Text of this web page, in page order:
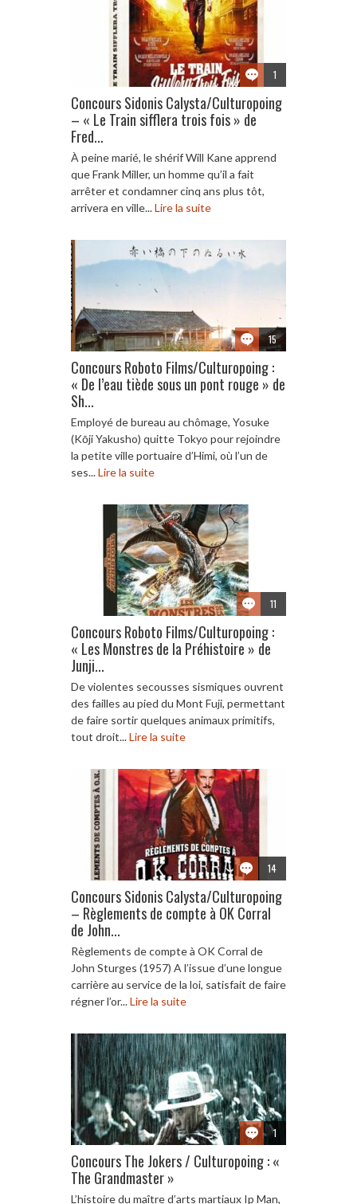
1
Concours Sidonis Calysta/Culturopoing
– « Le Train sifflera trois fois » de
Fred...
À peine marié, le shérif Will Kane apprend
que Frank Miller, un homme qu’il a fait
arrêter et condamner cinq ans plus tôt,
arrivera en ville...Lire la suite
15
Concours Roboto Films/Culturopoing :
« De l’eau tiède sous un pont rouge » de
Sh...
Employé de bureau au chômage, Yosuke
(Kōji Yakusho) quitte Tokyo pour rejoindre
la petite ville portuaire d’Himi, où l’un de
ses...Lire la suite
11
Concours Roboto Films/Culturopoing :
« Les Monstres de la Préhistoire » de
Junji...
De violentes secousses sismiques ouvrent
des failles au pied du Mont Fuji, permettant
de faire sortir quelques animaux primitifs,
tout droit...Lire la suite
14
Concours Sidonis Calysta/Culturopoing
– Règlements de compte à OK Corral
de John...
Règlements de compte à OK Corral de
John Sturges (1957) A l’issue d’une longue
carrière au service de la loi, satisfait de faire
régner l’or...Lire la suite
1
Concours The Jokers / Culturopoing : «
The Grandmaster »
L’histoire du maître d’arts martiaux Ip Man,